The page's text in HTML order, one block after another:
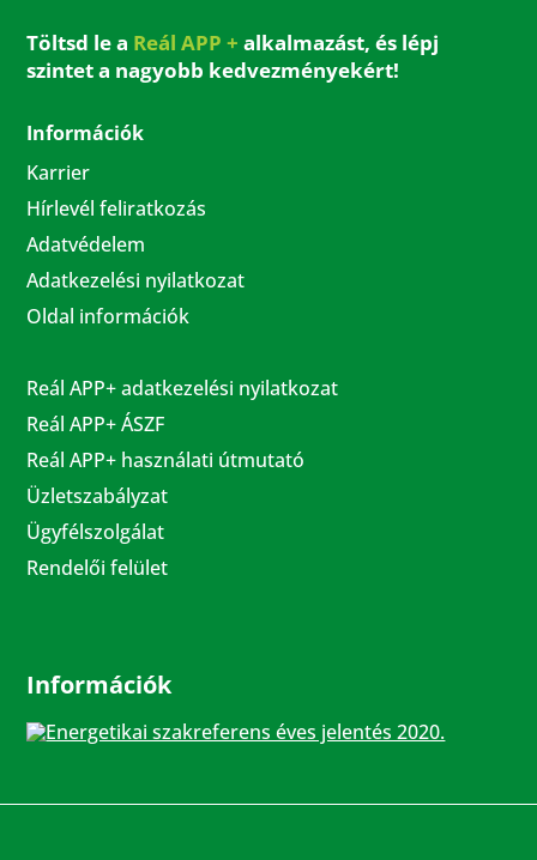
Töltsd le a Reál APP + alkalmazást, és lépj
szintet a nagyobb kedvezményekért!
Információk
Karrier
Hírlevél feliratkozás
Adatvédelem
Adatkezelési nyilatkozat
Oldal információk
Reál APP+ adatkezelési nyilatkozat
Reál APP+ ÁSZF
Reál APP+ használati útmutató
Üzletszabályzat
Ügyfélszolgálat
Rendelői felület
Információk
Energetikai szakreferens éves jelentés 2020.